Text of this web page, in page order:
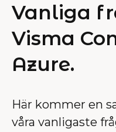
Vanliga
Visma
Azure.
Här kommer en
våra vanligaste